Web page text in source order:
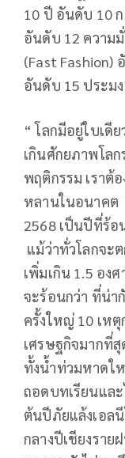
10 ปี อันดับ 10
อันดับ 12 ความ
(Fast
อันดับ 15 ประม
“ โลกมีอยู่ใบเดี
เกินศักยภาพโลก
พฤติกรรม เราต้
หลานในอนาคต
2568 เป็นปีที่ร้อ
แม้ว่าทั่วโลกจะ
เพิ่มเกิน 1.5 อง
จะร้อนกว่า ที่น่า
ครั้งใหญ่ 10 เห
เศรษฐกิจมากที่
ทั้งน้ำท่วมหาดใ
ถอดบทเรียนและ
ต้นปีภัยแล้งเอล
กลางปีเชียงราย